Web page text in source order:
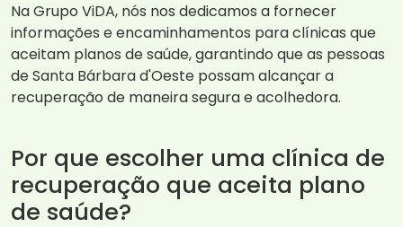
Na Grupo ViDA, nós nos dedicamos a fornecer
informações e encaminhamentos para clínicas que
aceitam planos de saúde, garantindo que as pessoas
de Santa Bárbara d'Oeste possam alcançar a
recuperação de maneira segura e acolhedora.
Por que escolher uma clínica de
recuperação que aceita plano
de saúde?